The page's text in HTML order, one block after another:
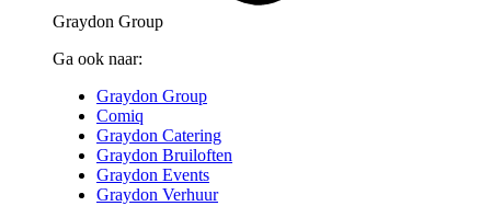
Graydon Group
Ga ook naar:
Graydon Group
Comiq
Graydon Catering
Graydon Bruiloften
Graydon Events
Graydon Verhuur